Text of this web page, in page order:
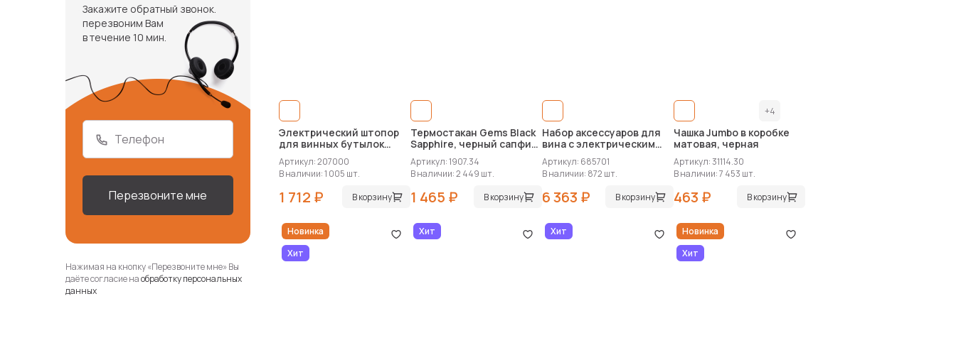
Закажите обратный звонок.
перезвоним Вам
в течение 10 мин.
Телефон
Перезвоните мне
Нажимая на кнопку «Перезвоните мне» Вы
даёте согласие наобработку персональных
данных
Электрический штопор
для винных бутылок
«Rioja»
Артикул: 207000
В наличии: 1 005 шт.
1 712 ₽ В корзину
Термостакан Gems Black
Sapphire, черный сапфир
(синий)
Артикул: 1907.34
В наличии: 2 449 шт.
1 465 ₽ В корзину
Набор аксессуаров для
вина с электрическим
штопором и док-
станцией «Palermo»
Артикул: 685701
В наличии: 872 шт.
6 363 ₽ В корзину
+4
Чашка Jumbo в коробке
матовая, черная
Артикул: 31114.30
В наличии: 7 453 шт.
463 ₽ В корзину
Новинка
Хит
Хит Хит
Новинка
Хит